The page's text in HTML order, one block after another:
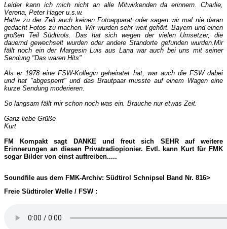
Leider kann ich mich nicht an alle Mitwirkenden da erinnern. Charlie,
Verena, Peter Hager u.s.w.
Hatte zu der Zeit auch keinen Fotoapparat oder sagen wir mal nie daran
gedacht Fotos zu machen. Wir wurden sehr weit gehört. Bayern und einen
großen Teil Südtirols. Das hat sich wegen der vielen Umsetzer, die
dauernd gewechselt wurden oder andere Standorte gefunden wurden.Mir
fällt noch ein der Margesin Luis aus Lana war auch bei uns mit seiner
Sendung "Das waren Hits"
Als er 1978 eine FSW-Kollegin geheiratet hat, war auch die FSW dabei
und hat "abgesperrt" und das Brautpaar musste auf einem Wagen eine
kurze Sendung moderieren.
So langsam fällt mir schon noch was ein. Brauche nur etwas Zeit.
Ganz liebe Grüße
Kurt
FM Kompakt sagt DANKE und freut sich SEHR auf weitere
Erinnerungen an diesen Privatradiopionier. Evtl. kann Kurt für FMK
sogar Bilder von einst auftreiben.....
Soundfile aus dem FMK-Archiv: Südtirol Schnipsel Band Nr. 816>
Freie Südtiroler Welle / FSW :